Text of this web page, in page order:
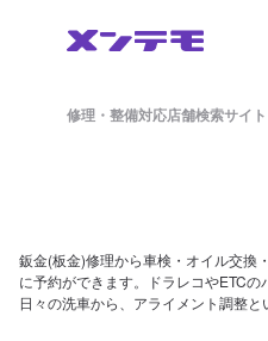
修理・整備対応店舗検索サイト
鈑金(板金)修理から車検・オイル交換
に予約ができます。ドラレコやETCの
日々の洗車から、アライメント調整